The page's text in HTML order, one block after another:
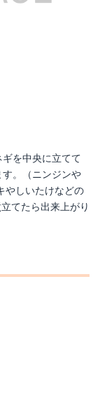
を中央に立てて
。（ニンジンや
やしいたけなどの
てたら出来上がり